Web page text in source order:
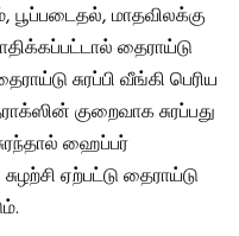
மாதவிலக்கு
தைராய்டு
சுரப்பி வீங்கி பெரிய
குறைவாக சுரப்பது
ஹைப்பர்
ஏற்பட்டு தைராய்டு